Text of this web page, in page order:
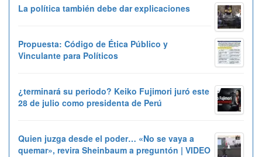
La política también debe dar explicaciones
Propuesta: Código de Ética Público y
Vinculante para Políticos
¿terminará su periodo? Keiko Fujimori juró este
28 de julio como presidenta de Perú
Quien juzga desde el poder… «No se vaya a
quemar», revira Sheinbaum a preguntón | VIDEO